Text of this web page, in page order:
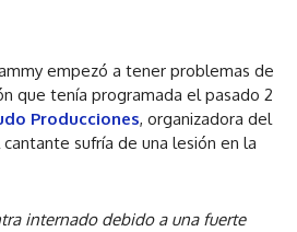
empezó a tener problemas de
que tenía programada el pasado 2
Producciones, organizadora del
sufría de una lesión en la
internado debido a una fuerte